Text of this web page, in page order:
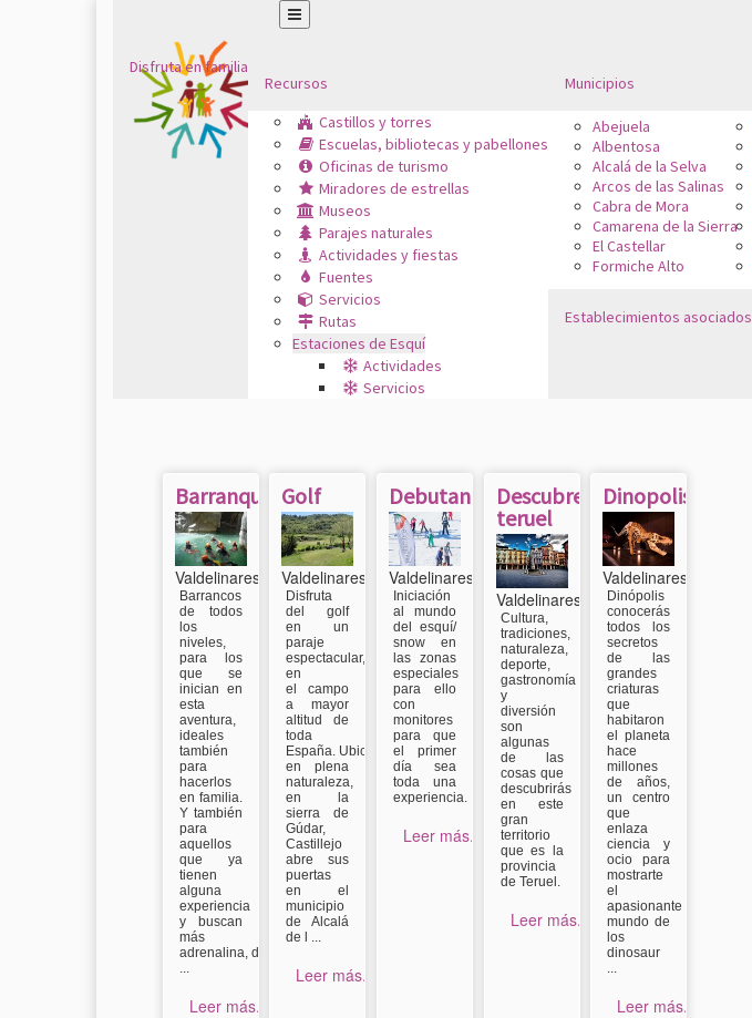
Disfruta en familia
Recursos
Castillos y torres
Escuelas, bibliotecas y pabellones
Oficinas de turismo
Miradores de estrellas
Museos
Parajes naturales
Actividades y fiestas
Fuentes
Servicios
Rutas
Estaciones de Esquí
Actividades
Servicios
Municipios
Abejuela
Albentosa
Alcalá de la Selva
Arcos de las Salinas
Cabra de Mora
Camarena de la Sierra
El Castellar
Formiche Alto
Establecimientos asociados
Barranquismo
Valdelinares
Barrancos
de todos
los
niveles,
para los
que se
inician en
esta
aventura,
ideales
también
para
hacerlos
en familia.
Y también
para
aquellos
que ya
tienen
alguna
experiencia
y buscan
más
adrenalina, d
Leer más...
Golf
Valdelinares
Disfruta
del golf
en un
paraje
espectacular,
en
el campo
a mayor
altitud de
toda
España. Ubicado
en plena
naturaleza,
en la
sierra de
Gúdar,
Castillejo
abre sus
puertas
en el
municipio
de Alcalá
de l ...
Leer más...
Debutantes
Valdelinares
Iniciación
al mundo
del esquí/
snow en
las zonas
especiales
para ello
con
monitores
para que
el primer
día sea
toda una
experiencia.
Leer más...
Descubre
teruel
Valdelinares
Cultura,
tradiciones,
naturaleza,
deporte,
gastronomía
y
diversión
son
algunas
de las
cosas que
descubrirás
en este
gran
territorio
que es la
provincia
de Teruel.
Leer más...
Dinopolis
Valdelinares
Dinópolis
conocerás
todos los
secretos
de las
grandes
criaturas
que
habitaron
el planeta
hace
millones
de años,
un centro
que
enlaza
ciencia y
ocio para
mostrarte
el
apasionante
mundo de
los
dinosaur
Leer más...